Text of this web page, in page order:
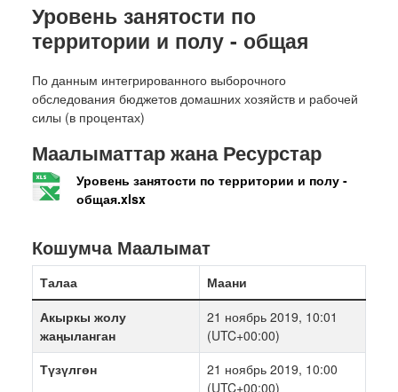
Уровень занятости по
территории и полу - общая
По данным интегрированного выборочного
обследования бюджетов домашних хозяйств и рабочей
силы (в процентах)
Маалыматтар жана Ресурстар
Уровень занятости по территории и полу -
общая.xlsx
Кошумча Маалымат
Талаа
Маани
Акыркы жолу
жаңыланган
21 ноябрь 2019, 10:01
(UTC+00:00)
Түзүлгөн
21 ноябрь 2019, 10:00
(UTC+00:00)